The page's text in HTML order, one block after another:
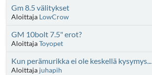
Gm 8.5 välitykset
Aloittaja LowCrow
GM 10bolt 7.5" erot?
AloittajaToyopet
Kun perämurikka ei ole keskellä kysymys...
Aloittaja juhapih